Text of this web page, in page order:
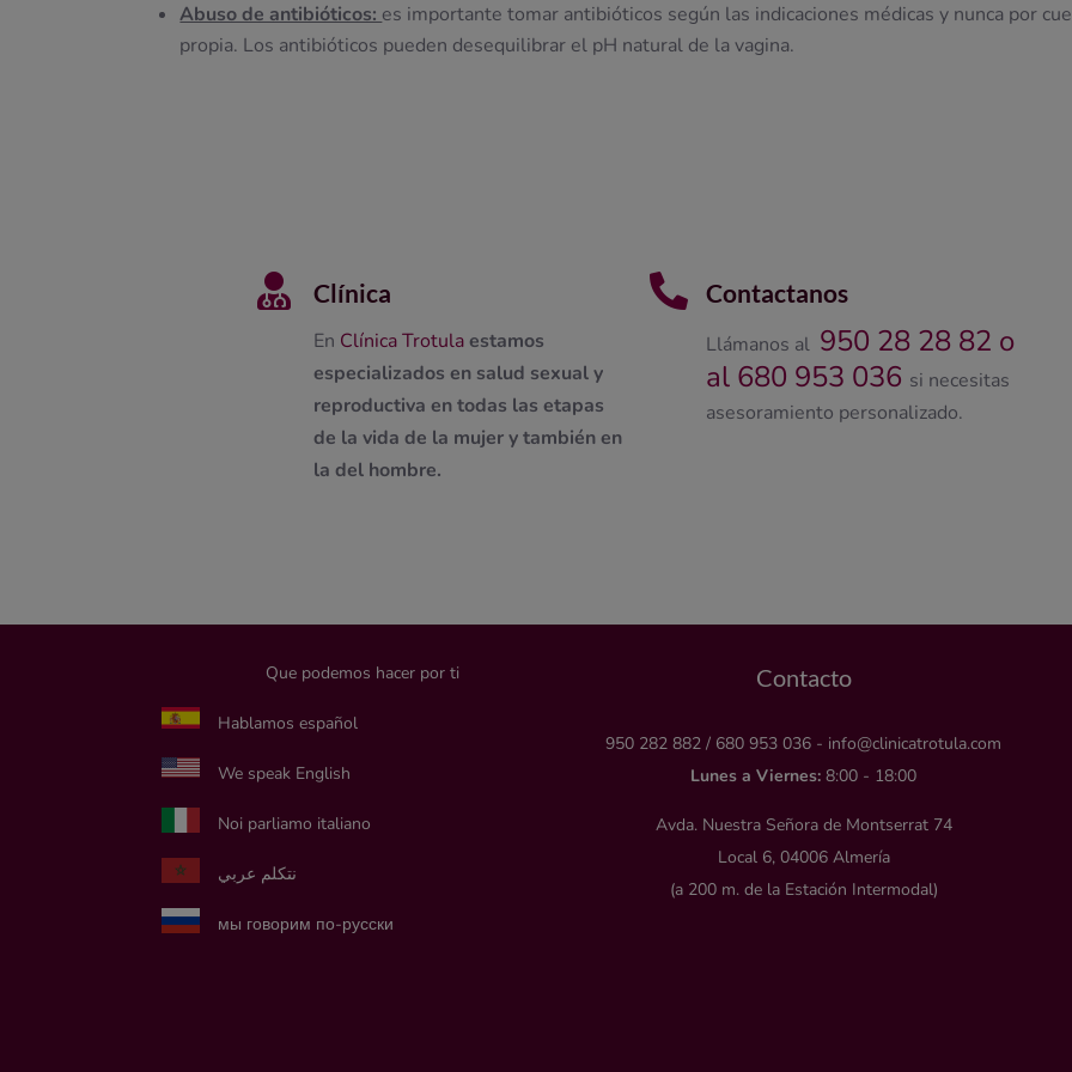
Abuso de antibióticos: es importante tomar antibióticos según las indicaciones médicas y nunca por
propia. Los antibióticos pueden desequilibrar el pH natural de la vagina.
 Clínica
En Clínica Trotulaestamos
especializados en salud sexual y
reproductiva en todas las etapas
de la vida de la mujer y también en
la del hombre.
 Contactanos
Llámanos al 950 28 28 82 o
al 680 953 036 si necesitas
asesoramiento personalizado.
Que podemos hacer por ti
Hablamos español
We speak English
Noi parliamo italiano
نتكلم عربي
мы говорим по-русски
Contacto
950 282 882 / 680 953 036 - info@clinicatrotula.com
Lunes a Viernes:8:00 - 18:00
Avda. Nuestra Señora de Montserrat 74
Local 6, 04006 Almería
(a 200 m. de la Estación Intermodal)